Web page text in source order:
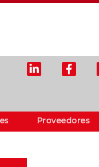
Proveedores